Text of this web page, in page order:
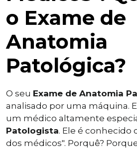
o Exame de
Anatomia
Patológica?
O seu Exame de Anatomia
analisado por uma máquina.
um médico altamente
Patologista. Ele é conhecido
dos médicos". Porquê?